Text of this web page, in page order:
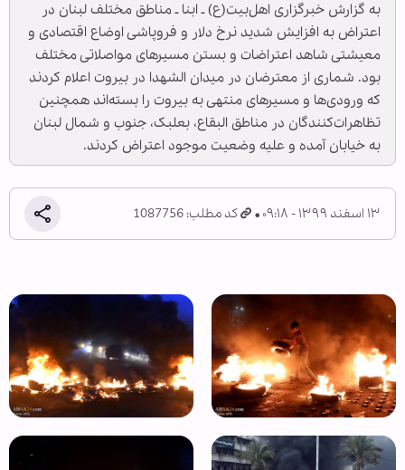
به گزارش خبرگزاری اهل‌بیت(ع) ـ ابنا ـ مناطق مختلف لبنان در
اعتراض به افزایش شدید نرخ دلار و فروپاشی اوضاع اقتصادی و
معیشتی شاهد اعتراضات و بستن مسیر‌های مواصلاتی مختلف
بود. شماری از معترضان در میدان الشهدا در بیروت اعلام کردند
که ورودی‌ها و مسیر‌های منتهی به بیروت را بسته‌اند همچنین
تظاهرات‌کنندگان در مناطق البقاع، بعلبک، جنوب و شمال لبنان
به خیابان آمده و علیه وضعیت موجود اعتراض کردند.
۱۳ اسفند ۱۳۹۹ - ۰۹:۱۸ کد مطلب: 1087756